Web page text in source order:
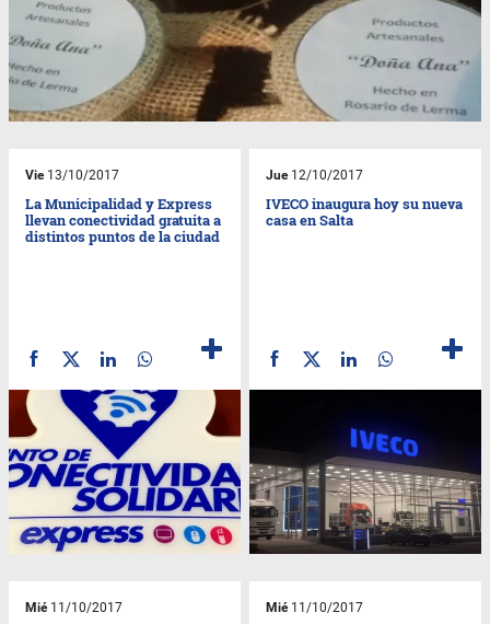
Vie13/10/2017
La Municipalidad y Express
llevan conectividad gratuita a
distintos puntos de la ciudad
Jue12/10/2017
IVECO inaugura hoy su nueva
casa en Salta
Mié11/10/2017 Mié11/10/2017